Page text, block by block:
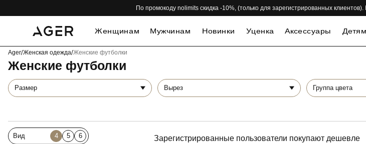
По промокоду nolimits скидка -10%, (только для зарегистрированных
Женщинам Мужчинам Новинки Уценка Аксессуары Детям
Ager/Женская одежда/Женские футболки
Женские футболки
Размер Вырез Группа цвета
Вид 4 5 6 Зарегистрированные пользователи покупают дешевле